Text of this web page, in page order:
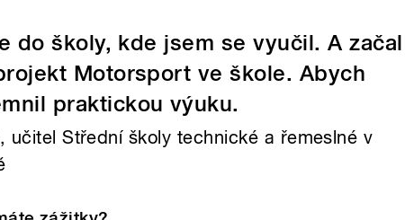
do školy, kde jsem se vyučil. A začal
Motorsport ve škole. Abych
praktickou výuku.
učitel Střední školy technické a řemeslné v